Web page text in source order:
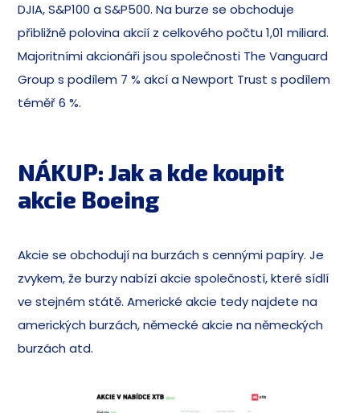
DJIA, S&P100 a S&P500. Na burze se obchoduje
přibližně polovina akcií z celkového počtu 1,01 miliard.
Majoritními akcionáři jsou společnosti The Vanguard
Group s podílem 7 % akcí a Newport Trust s podílem
téměř 6 %.
NÁKUP: Jak a kde koupit
akcie Boeing
Akcie se obchodují na burzách s cennými papíry. Je
zvykem, že burzy nabízí akcie společností, které sídlí
ve stejném státě. Americké akcie tedy najdete na
amerických burzách, německé akcie na německých
burzách atd.